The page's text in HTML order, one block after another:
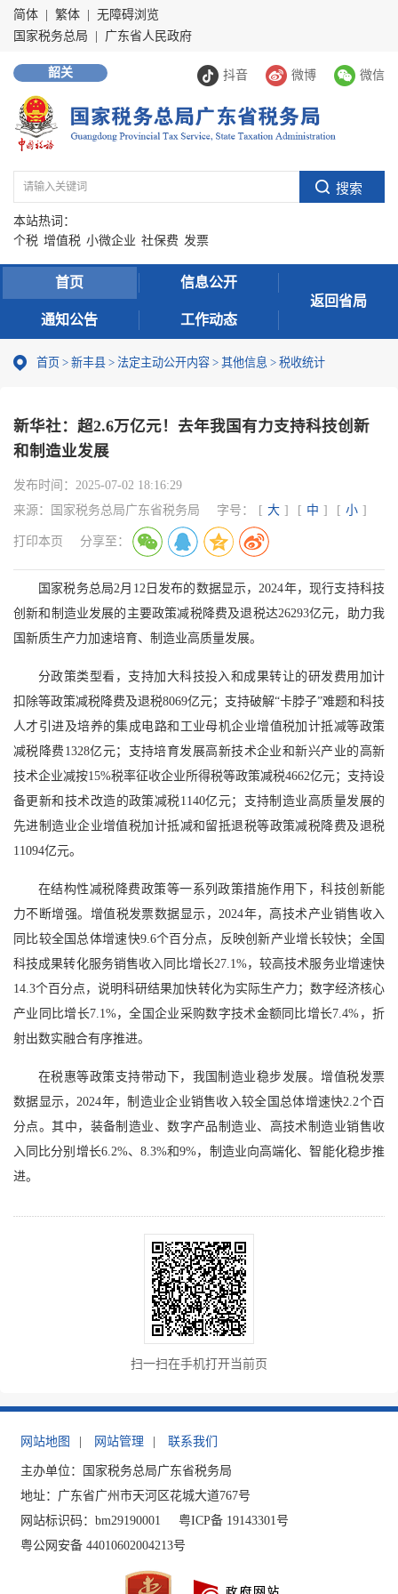
简体 繁体
无障碍浏览
国家税务总局
广东省人民政府
抖音 微博 微信
韶关
本站热词：
个税 增值税 小微企业 社保费 发票
首页 信息公开
通知公告 工作动态
返回省局
首页 > 新丰县 > 法定主动公开内容 > 其他信息 > 税收统计
新华社：超2.6万亿元！去年我国有力支持科技创新
和制造业发展
发布时间： 2025-07-02 18:16:29
来源：
国家税务总局广东省税务局 字号： [ 大 ] [ 中 ] [ 小 ]
打印本页 分享至：
国家税务总局2月12日发布的数据显示，2024年，现行支持科技
创新和制造业发展的主要政策减税降费及退税达26293亿元，助力我
国新质生产力加速培育、制造业高质量发展。
分政策类型看，支持加大科技投入和成果转让的研发费用加计
扣除等政策减税降费及退税8069亿元；支持破解“卡脖子”难题和科技
人才引进及培养的集成电路和工业母机企业增值税加计抵减等政策
减税降费1328亿元；支持培育发展高新技术企业和新兴产业的高新
技术企业减按15%税率征收企业所得税等政策减税4662亿元；支持设
备更新和技术改造的政策减税1140亿元；支持制造业高质量发展的
先进制造业企业增值税加计抵减和留抵退税等政策减税降费及退税
11094亿元。
在结构性减税降费政策等一系列政策措施作用下，科技创新能
力不断增强。增值税发票数据显示，2024年，高技术产业销售收入
同比较全国总体增速快9.6个百分点，反映创新产业增长较快；全国
科技成果转化服务销售收入同比增长27.1%，较高技术服务业增速快
14.3个百分点，说明科研结果加快转化为实际生产力；数字经济核心
产业同比增长7.1%，全国企业采购数字技术金额同比增长7.4%，折
射出数实融合有序推进。
在税惠等政策支持带动下，我国制造业稳步发展。增值税发票
数据显示，2024年，制造业企业销售收入较全国总体增速快2.2个百
分点。其中，装备制造业、数字产品制造业、高技术制造业销售收
入同比分别增长6.2%、8.3%和9%，制造业向高端化、智能化稳步推
进。
扫一扫在手机打开当前页
网站地图 网站管理 联系我们
主办单位：国家税务总局广东省税务局
地址：广东省广州市天河区花城大道767号
网站标识码：bm29190001
粤ICP备 19143301号
粤公网安备 44010602004213号